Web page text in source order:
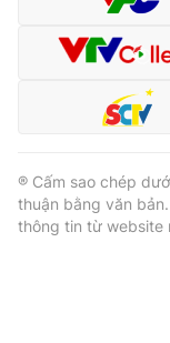
® Cấm sao chép
thuận bằng văn
thông tin từ website